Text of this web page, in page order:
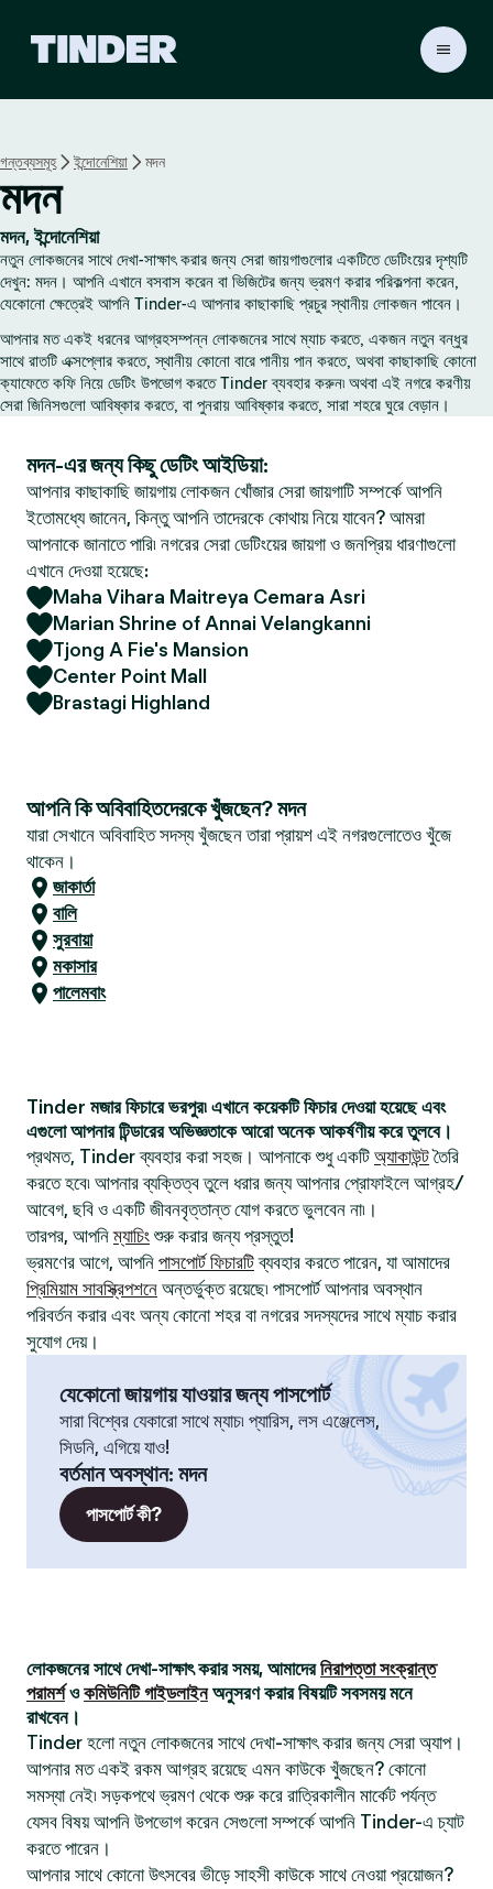
গন্তব্যসমূহ ইন্দোনেশিয়া মদন
মদন
মদন, ইন্দোনেশিয়া
নতুন লোকজনের সাথে দেখা-সাক্ষাৎ করার জন্য সেরা জায়গাগুলোর একটিতে ডেটিংয়ের দৃশ্যটি
দেখুন: মদন। আপনি এখানে বসবাস করেন বা ভিজিটের জন্য ভ্রমণ করার পরিকল্পনা করেন,
যেকোনো ক্ষেত্রেই আপনি Tinder-এ আপনার কাছাকাছি প্রচুর স্থানীয় লোকজন পাবেন।
আপনার মত একই ধরনের আগ্রহসম্পন্ন লোকজনের সাথে ম্যাচ করতে, একজন নতুন বন্ধুর
সাথে রাতটি এক্সপ্লোর করতে, স্থানীয় কোনো বারে পানীয় পান করতে, অথবা কাছাকাছি কোনো
ক্যাফেতে কফি নিয়ে ডেটিং উপভোগ করতে Tinder ব্যবহার করুন৷ অথবা এই নগরে করণীয়
সেরা জিনিসগুলো আবিষ্কার করতে, বা পুনরায় আবিষ্কার করতে, সারা শহরে ঘুরে বেড়ান।
মদন-এর জন্য কিছু ডেটিং আইডিয়া:
আপনার কাছাকাছি জায়গায় লোকজন খোঁজার সেরা জায়গাটি সম্পর্কে আপনি
ইতোমধ্যে জানেন, কিন্তু আপনি তাদেরকে কোথায় নিয়ে যাবেন? আমরা
আপনাকে জানাতে পারি৷ নগরের সেরা ডেটিংয়ের জায়গা ও জনপ্রিয় ধারণাগুলো
এখানে দেওয়া হয়েছে:
Maha Vihara Maitreya Cemara Asri
Marian Shrine of Annai Velangkanni
Tjong A Fie's Mansion
Center Point Mall
Brastagi Highland
আপনি কি অবিবাহিতদেরকে খুঁজছেন? মদন
যারা সেখানে অবিবাহিত সদস্য খুঁজছেন তারা প্রায়শ এই নগরগুলোতেও খুঁজে
থাকেন।
জাকার্তা
বালি
সুরবায়া
মকাসার
পালেমবাং
Tinder মজার ফিচারে ভরপুর৷ এখানে কয়েকটি ফিচার দেওয়া হয়েছে এবং
এগুলো আপনার টিন্ডারের অভিজ্ঞতাকে আরো অনেক আকর্ষণীয় করে তুলবে।
প্রথমত, Tinder ব্যবহার করা সহজ। আপনাকে শুধু একটি অ্যাকাউন্টতৈরি
করতে হবে৷ আপনার ব্যক্তিত্ব তুলে ধরার জন্য আপনার প্রোফাইলে আগ্রহ/
আবেগ, ছবি ও একটি জীবনবৃত্তান্ত যোগ করতে ভুলবেন না৷।
তারপর, আপনিম্যাচিং শুরু করার জন্য প্রস্তুত!
ভ্রমণের আগে, আপনি পাসপোর্ট ফিচারটিব্যবহার করতে পারেন, যা আমাদের
প্রিমিয়াম সাবস্ক্রিপশনে অন্তর্ভুক্ত রয়েছে৷ পাসপোর্ট আপনার অবস্থান
পরিবর্তন করার এবং অন্য কোনো শহর বা নগরের সদস্যদের সাথে ম্যাচ করার
সুযোগ দেয়।
যেকোনো জায়গায় যাওয়ার জন্য পাসপোর্ট
সারা বিশ্বের যেকারো সাথে ম্যাচ৷ প্যারিস, লস এঞ্জেলেস,
সিডনি, এগিয়ে যাও!
বর্তমান অবস্থান: মদন
পাসপোর্ট কী?
লোকজনের সাথে দেখা-সাক্ষাৎ করার সময়, আমাদেরনিরাপত্তা সংক্রান্ত
পরামর্শওকমিউনিটি গাইডলাইনঅনুসরণ করার বিষয়টি সবসময় মনে
রাখবেন।
Tinder হলো নতুন লোকজনের সাথে দেখা-সাক্ষাৎ করার জন্য সেরা অ্যাপ।
আপনার মত একই রকম আগ্রহ রয়েছে এমন কাউকে খুঁজছেন? কোনো
সমস্যা নেই৷ সড়কপথে ভ্রমণ থেকে শুরু করে রাত্রিকালীন মার্কেট পর্যন্ত
যেসব বিষয় আপনি উপভোগ করেন সেগুলো সম্পর্কে আপনি Tinder-এ চ্যাট
করতে পারেন।
আপনার সাথে কোনো উৎসবের ভীড়ে সাহসী কাউকে সাথে নেওয়া প্রয়োজন?